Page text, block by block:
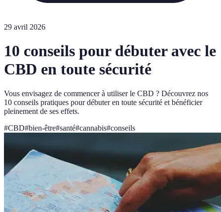
29 avril 2026
10 conseils pour débuter avec le
CBD en toute sécurité
Vous envisagez de commencer à utiliser le CBD ? Découvrez nos
10 conseils pratiques pour débuter en toute sécurité et bénéficier
pleinement de ses effets.
#CBD#bien-être#santé#cannabis#conseils